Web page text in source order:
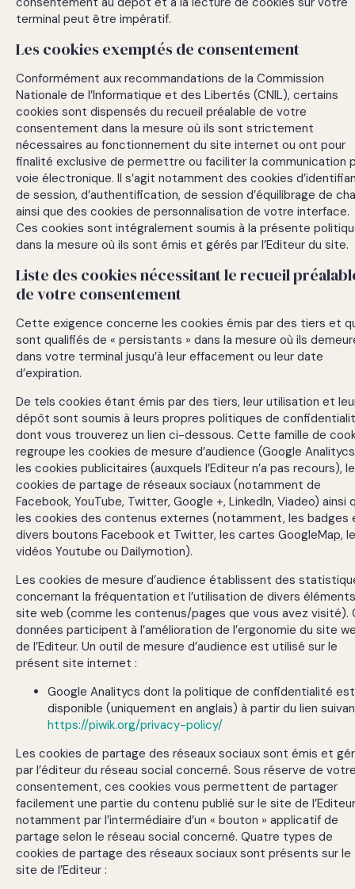
terminal peut être impératif.
Les cookies exemptés de consentement
Conformément aux recommandations de la Commission
Nationale de l’Informatique et des Libertés (CNIL), certains
cookies sont dispensés du recueil préalable de votre
consentement dans la mesure où ils sont strictement
nécessaires au fonctionnement du site internet ou ont pour
finalité exclusive de permettre ou faciliter la communication
voie électronique. Il s’agit notamment des cookies
de session, d’authentification, de session d’équilibrage de
ainsi que des cookies de personnalisation de votre interface.
Ces cookies sont intégralement soumis à la présente
dans la mesure où ils sont émis et gérés par l’Editeur du site.
Liste des cookies nécessitant le recueil
de votre consentement
Cette exigence concerne les cookies émis par des tiers et
sont qualifiés de « persistants » dans la mesure où ils
dans votre terminal jusqu’à leur effacement ou leur date
d’expiration.
De tels cookies étant émis par des tiers, leur utilisation et
dépôt sont soumis à leurs propres politiques de
dont vous trouverez un lien ci-dessous. Cette famille de
regroupe les cookies de mesure d’audience (Google
les cookies publicitaires (auxquels l’Editeur n’a pas recours),
cookies de partage de réseaux sociaux (notamment de
Facebook, YouTube, Twitter, Google +, LinkedIn, Viadeo) ainsi
les cookies des contenus externes (notamment, les badges
divers boutons Facebook et Twitter, les cartes GoogleMap,
vidéos Youtube ou Dailymotion).
Les cookies de mesure d’audience établissent des
concernant la fréquentation et l’utilisation de divers
site web (comme les contenus/pages que vous avez visité).
données participent à l’amélioration de l’ergonomie du site
de l’Editeur. Un outil de mesure d’audience est utilisé sur le
présent site internet :
Google Analitycs dont la politique de confidentialité est
disponible (uniquement en anglais) à partir du lien
https://piwik.org/privacy-policy/
Les cookies de partage des réseaux sociaux sont émis et
par l’éditeur du réseau social concerné. Sous réserve de
consentement, ces cookies vous permettent de partager
facilement une partie du contenu publié sur le site de
notamment par l’intermédiaire d’un « bouton » applicatif de
partage selon le réseau social concerné. Quatre types de
cookies de partage des réseaux sociaux sont présents sur le
site de l’Editeur :